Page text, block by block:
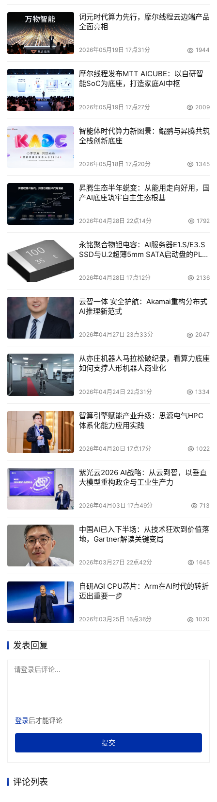
"取决于你要什么，要延续既有的投资与使用习惯，那么你
可以用本来的东西，我们承诺继续支持；若想要采用我们的
新技术，那很欢迎直接升级到FusionApplication，"Abbo
本文来源于DOIT传媒，文章内容仅供参考，不构成投资建议。
词元时代算力先行，摩尔线程云边端产品
全面亮相
2026年05月19日 17点31分 1944
摩尔线程发布MTT AICUBE：以自研智
能SoC为底座，打造家庭AI中枢
2026年05月19日 17点27分 2009
智能体时代算力新图景：鲲鹏与昇腾共筑
全栈创新底座
2026年05月18日 17点20分 1345
昇腾生态半年蜕变：从能用走向好用，国
产AI底座筑牢自主生态根基
2026年04月28日 22点14分 1792
永铭聚合物钽电容：AI服务器E1.S/E3.S
SSD与U.2超薄5mm SATA启动盘的PLP
2026年04月28日 17点12分 2136
云智一体 安全护航：Akamai重构分布式
AI推理新范式
2026年04月27日 23点33分 2047
从亦庄机器人马拉松破纪录，看算力底座
如何支撑人形机器人商业化
2026年04月24日 22点31分 1334
智算引擎赋能产业升级：思源电气HPC
体系化能力应用实践
2026年04月20日 17点17分 1022
紫光云2026 AI战略：从云到智，以垂直
大模型重构政企与工业生产力
2026年04月03日 17点49分 713
中国AI已入下半场：从技术狂欢到价值落
地，Gartner解读关键变局
2026年03月27日 22点42分 1645
自研AGI CPU芯片：Arm在AI时代的转折
迈出重要一步
2026年03月25日 16点36分 1020
发表回复
请登录后评论...
登录后才能评论
提交
评论列表